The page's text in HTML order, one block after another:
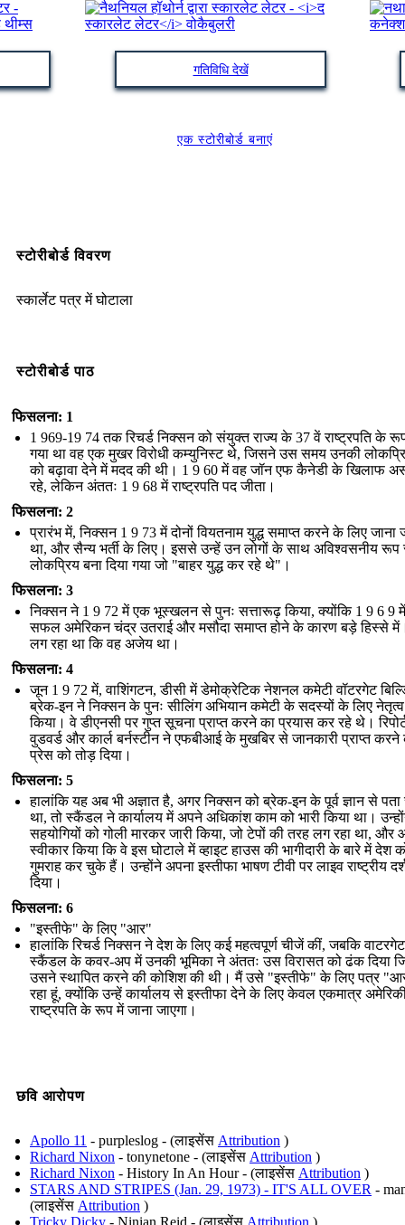
गतिविधि देखें
एक स्टोरीबोर्ड बनाएं
स्टोरीबोर्ड विवरण
स्कार्लेट पत्र में घोटाला
स्टोरीबोर्ड पाठ
फिसलना: 1
1 969-19 74 तक रिचर्ड निक्सन को संयुक्त राज्य के 37 वें राष्ट्रपति के
गया था वह एक मुखर विरोधी कम्युनिस्ट थे, जिसने उस समय उनकी
को बढ़ावा देने में मदद की थी। 1 9 60 में वह जॉन एफ कैनेडी के खिलाफ
रहे, लेकिन अंततः 1 9 68 में राष्ट्रपति पद जीता।
फिसलना: 2
प्रारंभ में, निक्सन 1 9 73 में दोनों वियतनाम युद्ध समाप्त करने के लिए जाना
था, और सैन्य भर्ती के लिए। इससे उन्हें उन लोगों के साथ अविश्वसनीय रूप
लोकप्रिय बना दिया गया जो "बाहर युद्ध कर रहे थे"।
फिसलना: 3
निक्सन ने 1 9 72 में एक भूस्खलन से पुनः सत्तारूढ़ किया, क्योंकि 1 9 6 9
सफल अमेरिकन चंद्र उतराई और मसौदा समाप्त होने के कारण बड़े हिस्से
लग रहा था कि वह अजेय था।
फिसलना: 4
जून 1 9 72 में, वाशिंगटन, डीसी में डेमोक्रेटिक नेशनल कमेटी वॉटरगेट
ब्रेक-इन ने निक्सन के पुनः सीलिंग अभियान कमेटी के सदस्यों के लिए नेतृत्व
किया। वे डीएनसी पर गुप्त सूचना प्राप्त करने का प्रयास कर रहे थे।
वुडवर्ड और कार्ल बर्नस्टीन ने एफबीआई के मुखबिर से जानकारी प्राप्त करने
प्रेस को तोड़ दिया।
फिसलना: 5
हालांकि यह अब भी अज्ञात है, अगर निक्सन को ब्रेक-इन के पूर्व ज्ञान से पता
था, तो स्कैंडल ने कार्यालय में अपने अधिकांश काम को भारी किया था।
सहयोगियों को गोली मारकर जारी किया, जो टेपों की तरह लग रहा था, और
स्वीकार किया कि वे इस घोटाले में व्हाइट हाउस की भागीदारी के बारे में देश
गुमराह कर चुके हैं। उन्होंने अपना इस्तीफा भाषण टीवी पर लाइव राष्ट्रीय
दिया।
फिसलना: 6
"इस्तीफे" के लिए "आर"
हालांकि रिचर्ड निक्सन ने देश के लिए कई महत्वपूर्ण चीजें कीं, जबकि वाटरगेट
स्कैंडल के कवर-अप में उनकी भूमिका ने अंततः उस विरासत को ढंक दिया
उसने स्थापित करने की कोशिश की थी। मैं उसे "इस्तीफे" के लिए पत्र
रहा हूं, क्योंकि उन्हें कार्यालय से इस्तीफा देने के लिए केवल एकमात्र
राष्ट्रपति के रूप में जाना जाएगा।
छवि आरोपण
Apollo 11 - purpleslog - (लाइसेंस Attribution )
Richard Nixon - tonynetone - (लाइसेंस Attribution )
Richard Nixon - History In An Hour - (लाइसेंस Attribution )
STARS AND STRIPES (Jan. 29, 1973) - IT'S ALL OVER -
(लाइसेंस Attribution )
Tricky Dicky - Ninian Reid - (लाइसेंस Attribution )